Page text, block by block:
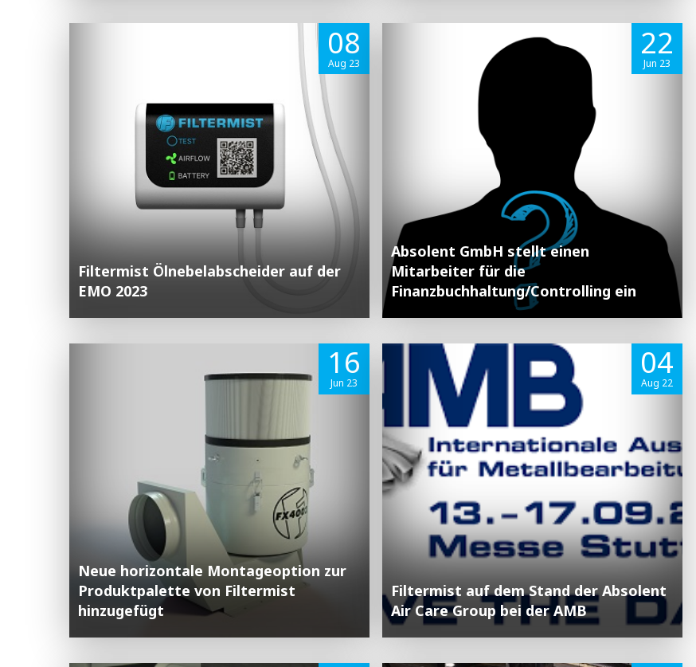
Filtermist Ölnebelabscheider auf der
EMO 2023
08
Aug 23
Absolent GmbH stellt einen
Mitarbeiter für die
Finanzbuchhaltung/Controlling ein
22
Jun 23
Neue horizontale Montageoption zur
Produktpalette von Filtermist
hinzugefügt
16
Jun 23
Filtermist auf dem Stand der Absolent
Air Care Group bei der AMB
04
Aug 22